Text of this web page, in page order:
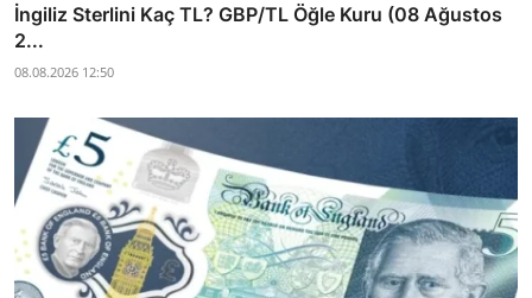
İngiliz Sterlini Kaç TL? GBP/TL Öğle Kuru (08 Ağustos
2...
08.08.2026 12:50